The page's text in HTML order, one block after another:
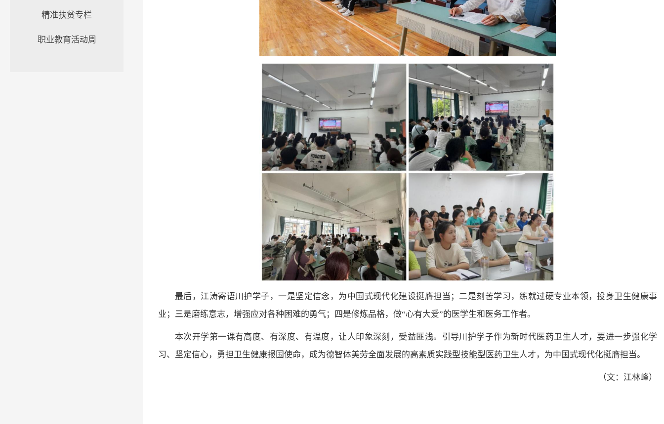
精准扶贫专栏
职业教育活动周
最后，江涛寄语川护学子，一是坚定信念，为中国式现代化建设挺膺担当；二是刻苦学习，练就过硬专业本领，投身卫生健康事
业；三是磨练意志，增强应对各种困难的勇气；四是修炼品格，做“心有大爱”的医学生和医务工作者。
本次开学第一课有高度、有深度、有温度，让人印象深刻，受益匪浅。引导川护学子作为新时代医药卫生人才，要进一步强化学
习、坚定信心，勇担卫生健康报国使命，成为德智体美劳全面发展的高素质实践型技能型医药卫生人才，为中国式现代化挺膺担当。
（文：江林峰）